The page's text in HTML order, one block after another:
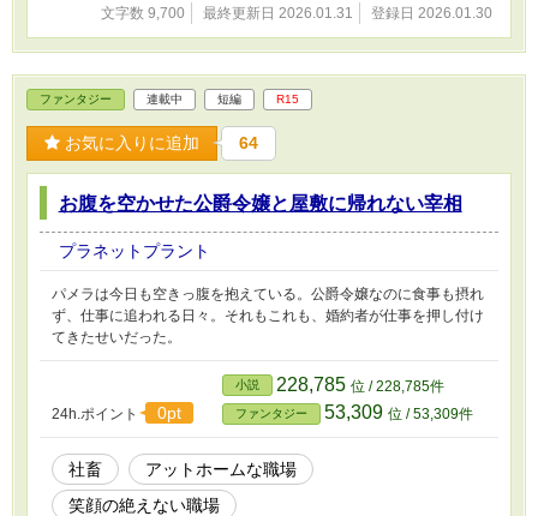
文字数 9,700 最終更新日 2026.01.31 登録日 2026.01.30
ファンタジー 連載中 短編 R15
お気に入りに追加 64
お腹を空かせた公爵令嬢と屋敷に帰れない宰相
プラネットプラント
パメラは今日も空きっ腹を抱えている。公爵令嬢なのに食事も摂れ
ず、仕事に追われる日々。それもこれも、婚約者が仕事を押し付け
てきたせいだった。
24h.ポイント 0pt
小説 228,785 位 / 228,785件
ファンタジー 53,309 位 / 53,309件
社畜
アットホームな職場
笑顔の絶えない職場